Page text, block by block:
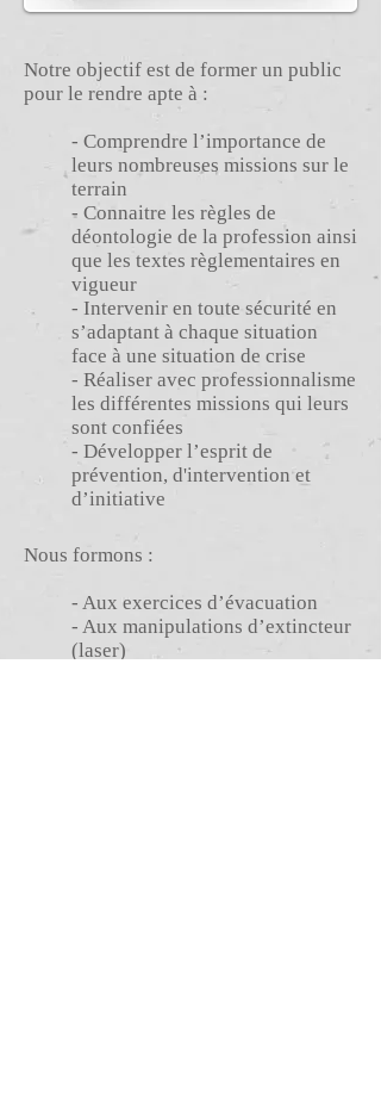
Notre objectif est de former un public
pour le rendre apte à :
- Comprendre l’importance de
leurs nombreuses missions sur le
terrain
- Connaitre les règles de
déontologie de la profession ainsi
que les textes règlementaires en
vigueur
- Intervenir en toute sécurité en
s’adaptant à chaque situation
face à une situation de crise
- Réaliser avec professionnalisme
les différentes missions qui leurs
sont confiées
- Développer l’esprit de
prévention, d'intervention et
d’initiative
Nous formons :
- Aux exercices d’évacuation
- Aux manipulations d’extincteur
(laser)